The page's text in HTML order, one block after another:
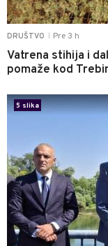
DRUŠTVO Pre 3 h
Vatrena stihija i
pomaže kod
5 slika